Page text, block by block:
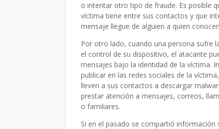
o intentar otro tipo de fraude. Es posible
víctima tiene entre sus contactos y que
mensaje llegue de alguien a quien
Por otro lado, cuando una persona sufre
el control de su dispositivo, el atacante
mensajes bajo la identidad de la víctima.
publicar en las redes sociales de la
lleven a sus contactos a descargar
prestar atención a mensajes, correos,
o familiares.
Si en el pasado se compartió